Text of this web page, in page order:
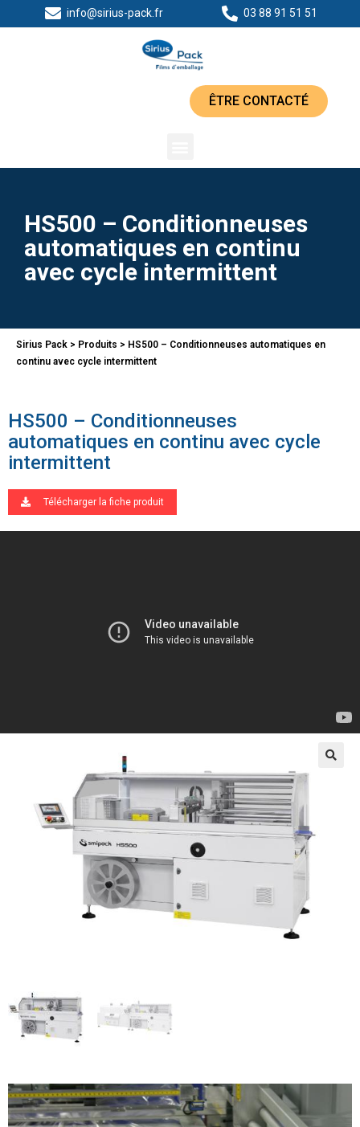
info@sirius-pack.fr 03 88 91 51 51
ÊTRE CONTACTÉ
HS500 – Conditionneuses
automatiques en continu
avec cycle intermittent
Sirius Pack > Produits > HS500 – Conditionneuses automatiques en
continu avec cycle intermittent
HS500 – Conditionneuses
automatiques en continu avec cycle
intermittent
Télécharger la fiche produit